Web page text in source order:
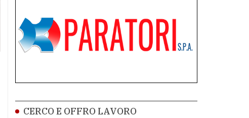
CERCO E OFFRO LAVORO